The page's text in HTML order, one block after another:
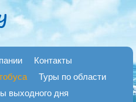
Контакты
Туры по области
выходного дня